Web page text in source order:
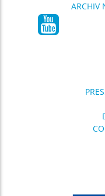
ARCHIV